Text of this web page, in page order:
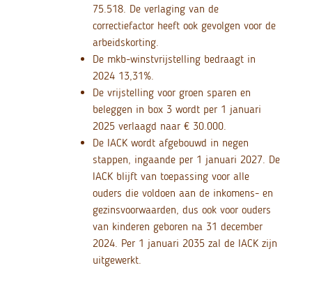
75.518. De verlaging van de
correctiefactor heeft ook gevolgen voor de
arbeidskorting.
De mkb-winstvrijstelling bedraagt in
2024 13,31%.
De vrijstelling voor groen sparen en
beleggen in box 3 wordt per 1 januari
2025 verlaagd naar € 30.000.
De IACK wordt afgebouwd in negen
stappen, ingaande per 1 januari 2027. De
IACK blijft van toepassing voor alle
ouders die voldoen aan de inkomens- en
gezinsvoorwaarden, dus ook voor ouders
van kinderen geboren na 31 december
2024. Per 1 januari 2035 zal de IACK zijn
uitgewerkt.